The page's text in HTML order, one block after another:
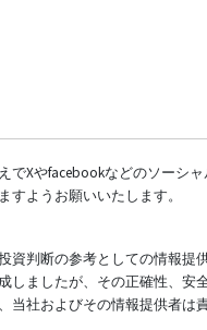
Xやfacebookなどのソーシ
ようお願いいたします。
判断の参考としての情報
ましたが、その正確性、
社およびその情報提供者は